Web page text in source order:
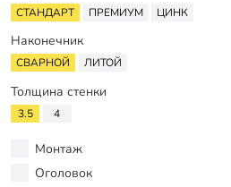
Программа лояльности
Вакансии
Калькулятор ЖБ свай
СТАНДАРТ ПРЕМИУМ ЦИНК
Наконечник
СВАРНОЙ ЛИТОЙ
Толщина стенки
3.5 4
Монтаж
Оголовок